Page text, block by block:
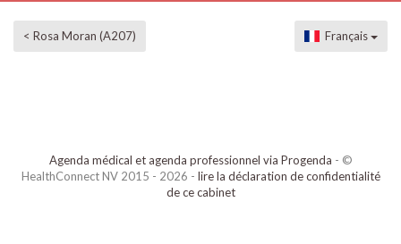
< Rosa Moran (A207) Français
Agenda médical et agenda professionnel via Progenda - ©
HealthConnect NV 2015 - 2026 - lire la déclaration de confidentialité
de ce cabinet